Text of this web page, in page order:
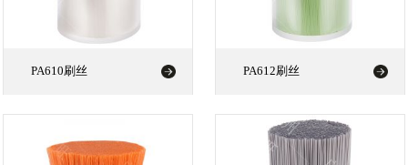
PA610刷丝 PA612刷丝